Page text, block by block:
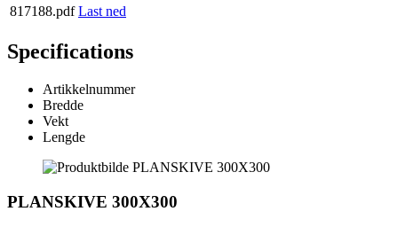
817188.pdf Last ned
Specifications
Artikkelnummer
Bredde
Vekt
Lengde
PLANSKIVE 300X300